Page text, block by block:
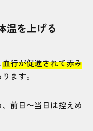
温を上げる
血行が促進されて赤み
ます。
前日〜当日は控えめ